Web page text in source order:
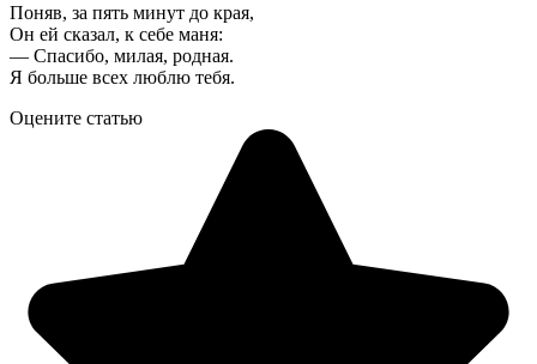
Поняв, за пять минут до края,
Он ей сказал, к себе маня:
— Спасибо, милая, родная.
Я больше всех люблю тебя.
Оцените статью